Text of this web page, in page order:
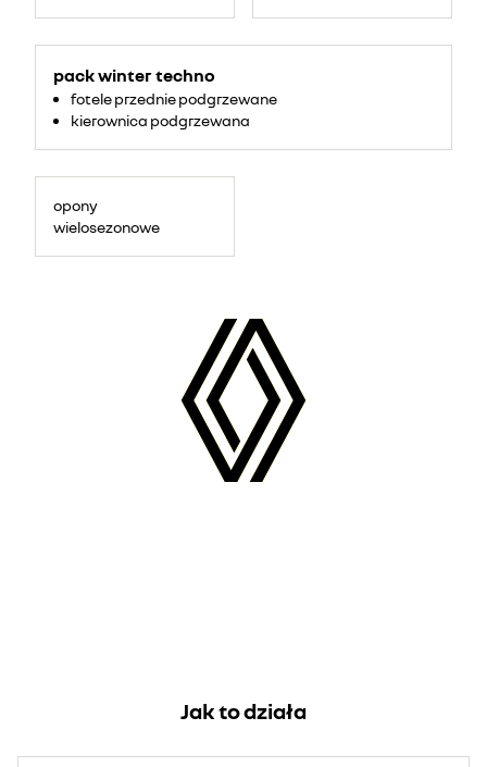
pack winter techno
fotele przednie podgrzewane
kierownica podgrzewana
opony
wielosezonowe
Jak to działa